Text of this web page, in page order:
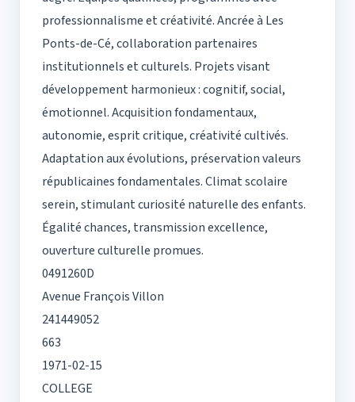
professionnalisme et créativité. Ancrée à Les
Ponts-de-Cé, collaboration partenaires
institutionnels et culturels. Projets visant
développement harmonieux : cognitif, social,
émotionnel. Acquisition fondamentaux,
autonomie, esprit critique, créativité cultivés.
Adaptation aux évolutions, préservation valeurs
républicaines fondamentales. Climat scolaire
serein, stimulant curiosité naturelle des enfants.
Égalité chances, transmission excellence,
ouverture culturelle promues.
0491260D
Avenue François Villon
241449052
663
1971-02-15
COLLEGE